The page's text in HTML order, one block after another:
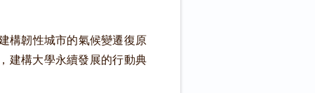
構韌性城市的氣候變遷復原
建構大學永續發展的行動典